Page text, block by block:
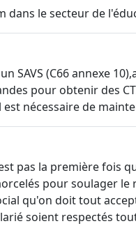
dans le secteur de
SAVS (C66 annexe
pour obtenir des
nécessaire de
pas la première fois
pour soulager le
qu'on doit tout
soient respectés